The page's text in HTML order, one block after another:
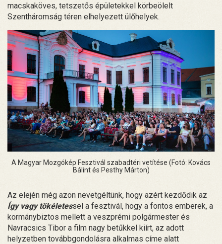
macskaköves, tetszetős épületekkel körbeölelt
Szentháromság téren elhelyezett ülőhelyek.
A Magyar Mozgókép Fesztivál szabadtéri vetítése (Fotó: Kovács
Bálint és Pesthy Márton)
Az elején még azon nevetgéltünk, hogy azért kezdődik az
Így vagy tökéletessel a fesztivál, hogy a fontos emberek, a
kormánybiztos mellett a veszprémi polgármester és
Navracsics Tibor a film nagy betűkkel kiírt, az adott
helyzetben továbbgondolásra alkalmas címe alatt